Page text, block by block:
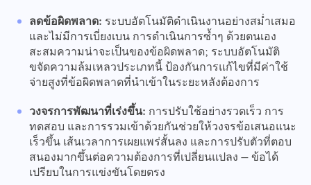
ลดข้อผิดพลาด: ระบบอัตโนมัติดำเนินงานอย่างสม่ำเสมอ
และไม่มีการเบี่ยงเบน การดำเนินการซ้ำๆ ด้วยตนเอง
สะสมความน่าจะเป็นของข้อผิดพลาด; ระบบอัตโนมัติ
ขจัดความล้มเหลวประเภทนี้ ป้องกันการแก้ไขที่มีค่าใช้
จ่ายสูงที่ข้อผิดพลาดที่นำเข้าในระยะหลังต้องการ
วงจรการพัฒนาที่เร่งขึ้น: การปรับใช้อย่างรวดเร็ว การ
ทดสอบ และการรวมเข้าด้วยกันช่วยให้วงจรข้อเสนอแนะ
เร็วขึ้น เส้นเวลาการเผยแพร่สั้นลง และการปรับตัวที่ตอบ
สนองมากขึ้นต่อความต้องการที่เปลี่ยนแปลง — ข้อได้
เปรียบในการแข่งขันโดยตรง